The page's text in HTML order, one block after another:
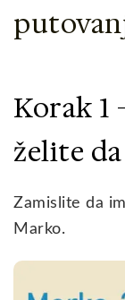
Korak 1
želite
Zamislite da
Marko.